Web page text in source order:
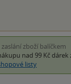
zaslání zboží balíčkem
nad 99 Kč dárek
listy